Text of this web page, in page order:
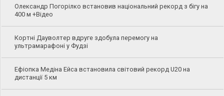
Олександр Погорілко встановив національний рекорд з бігу на
400 м +Відео
Кортні Дауволтер вдруге здобула перемогу на
ультрамарафоні у Фудзі
Ефіопка Медіна Ейса встановила світовий рекорд U20 на
дистанції 5 км